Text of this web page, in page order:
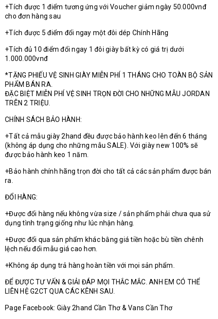
+Tích được 1 điểm tương ứng với Voucher giảm ngày 50.000vnđ
cho đơn hàng sau
+Tích được 5 điểm đổi ngay một đôi dép Chính Hãng
+Tích đủ 10 điểm đổi ngay 1 đôi giày bất kỳ có giá trị dưới
1.000.000vnđ
*TẶNG PHIẾU VỆ SINH GIÀY MIỄN PHÍ 1 THÁNG CHO TOÀN BỘ SẢN
PHẨM BÁN RA.
ĐẶC BIỆT MIỄN PHÍ VỆ SINH TRỌN ĐỜI CHO NHỮNG MẪU JORDAN
TRÊN 2 TRIỆU.
CHÍNH SÁCH BẢO HÀNH:
+Tất cả mẫu giày 2hand đều được bảo hành keo lên đến 6 tháng
(không áp dụng cho những mẫu SALE). Với giày new 100% sẽ
được bảo hành keo 1 năm.
+Bảo hành chính hãng trọn đời cho tất cả các sản phẩm được bán
ra.
ĐỔI HÀNG:
+Được đổi hàng nếu không vừa size / sản phẩm phải chưa qua sử
dụng tình trạng giống như lúc nhận hàng.
+Được đổi qua sản phẩm khác bằng giá tiền hoặc bù tiền chênh
lệch nếu đổi mẫu giá cao hơn.
+Không áp dụng trả hàng hoàn tiền với mọi sản phẩm.
ĐỂ ĐƯỢC TƯ VẤN & GIẢI ĐÁP MỌI THẮC MẮC. ANH EM CÓ THỂ
LIÊN HỆ G2CT QUA CÁC KÊNH SAU.
Page Facebook: Giày 2hand Cần Thơ & Vans Cần Thơ